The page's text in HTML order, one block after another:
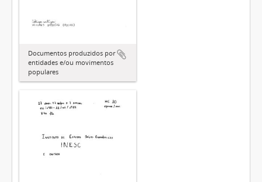
Documentos produzidos por
entidades e/ou movimentos
populares